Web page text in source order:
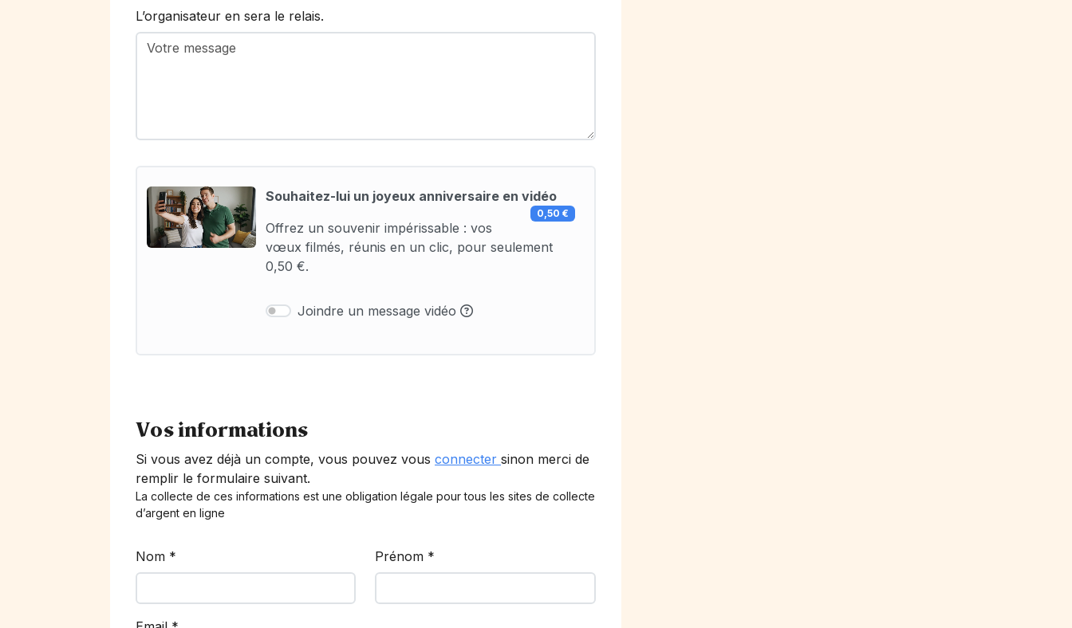
L’organisateur en sera le relais.
Souhaitez-lui un joyeux anniversaire en vidéo
0,50 €
Offrez un souvenir impérissable : vos
vœux filmés, réunis en un clic, pour seulement
0,50 €.
Joindre un message vidéo
Vos informations
Si vous avez déjà un compte, vous pouvez vous connecter sinon merci de
remplir le formulaire suivant.
La collecte de ces informations est une obligation légale pour tous les sites de collecte
d’argent en ligne
Nom * Prénom *